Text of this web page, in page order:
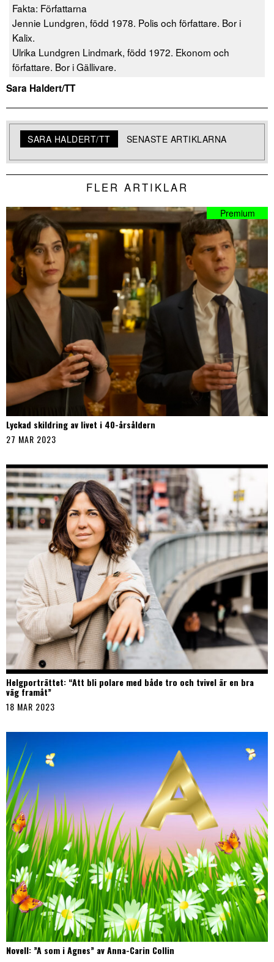
Fakta: Författarna
Jennie Lundgren, född 1978. Polis och författare. Bor i
Kalix.
Ulrika Lundgren Lindmark, född 1972. Ekonom och
författare. Bor i Gällivare.
Sara Haldert/TT
SARA HALDERT/TT SENASTE ARTIKLARNA
FLER ARTIKLAR
Lyckad skildring av livet i 40-årsåldern
27 MAR 2023
Helgporträttet: “Att bli polare med både tro och tvivel är en bra
väg framåt”
18 MAR 2023
Novell: ”A som i Agnes” av Anna-Carin Collin